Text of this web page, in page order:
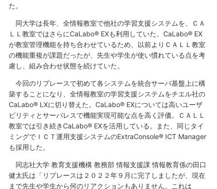
た。
同大学は長年、全情報教室で他社の学習支援システムを、ＣＡ
ＬＬ教室ではさらにCaLabo® EXも利用していた。CaLabo® EX
が教室管理機能を持ち合わせているため、以前よりＣＡＬＬ教室
の機能重複が課題だったが、先生や学生が使い慣れている点を考
慮し、組み合わせ状態を続けていた。
今回のリプレースで初めて各システムを統合サーバ基盤上に構
築することになり、全情報教室の学習支援システムをチエル社の
CaLabo® LXに切り替えた。CaLabo® EXについては高いユーザ
ビリティとサーバレスで機能実現可能な点を高く評価。ＣＡＬＬ
教室では引き続きCaLabo® EXを活用している。また、同じタイ
ミングでＩＣＴ運用支援システムのExtraConsole® ICT Manager
も採用した。
同志社大学 教育支援機構 教務部 情報支援課 情報教育係の田口
健太氏は「リプレースは２０２２年９月に完了しましたが、現在
まで先生や学生から何のリアクションもありません。これは